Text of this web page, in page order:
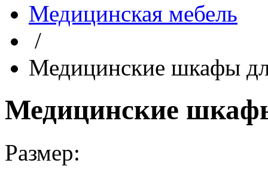
Медицинская мебель
/
Медицинские шкафы
Медицинские
Размер: